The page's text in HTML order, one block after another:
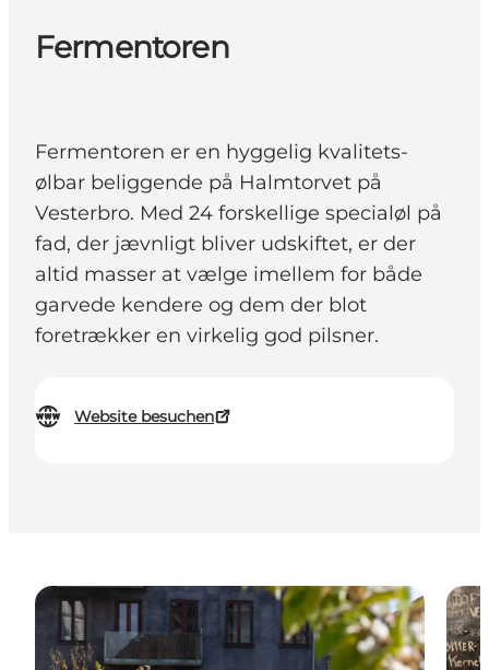
Fermentoren
Fermentoren er en hyggelig kvalitets-
ølbar beliggende på Halmtorvet på
Vesterbro. Med 24 forskellige specialøl på
fad, der jævnligt bliver udskiftet, er der
altid masser at vælge imellem for både
garvede kendere og dem der blot
foretrækker en virkelig god pilsner.
Website besuchen